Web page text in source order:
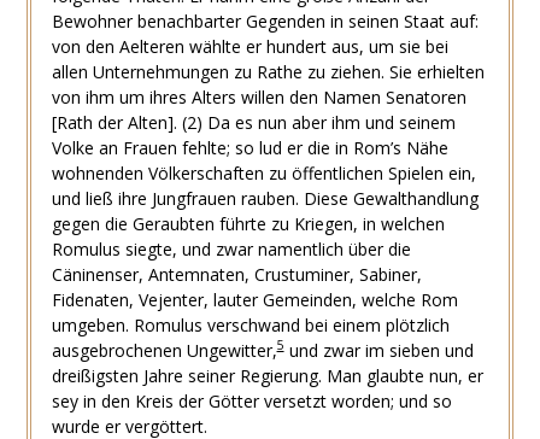
Bewohner benachbarter Gegenden in seinen Staat auf:
von den Aelteren wählte er hundert aus, um sie bei
allen Unternehmungen zu Rathe zu ziehen. Sie erhielten
von ihm um ihres Alters willen den Namen Senatoren
[Rath der Alten]. (2) Da es nun aber ihm und seinem
Volke an Frauen fehlte; so lud er die in Rom’s Nähe
wohnenden Völkerschaften zu öffentlichen Spielen ein,
und ließ ihre Jungfrauen rauben. Diese Gewalthandlung
gegen die Geraubten führte zu Kriegen, in welchen
Romulus siegte, und zwar namentlich über die
Cäninenser, Antemnaten, Crustuminer, Sabiner,
Fidenaten, Vejenter, lauter Gemeinden, welche Rom
umgeben. Romulus verschwand bei einem plötzlich
ausgebrochenen Ungewitter,5und zwar im sieben und
dreißigsten Jahre seiner Regierung. Man glaubte nun, er
sey in den Kreis der Götter versetzt worden; und so
wurde er vergöttert.